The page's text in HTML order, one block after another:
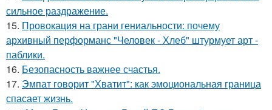
сильное раздражение.
15. Провокация на грани гениальности: почему
архивный перформанс "Человек - Хлеб" штурмует арт -
паблики.
16. Безопасность важнее счастья.
17. Эмпат говорит "Хватит": как эмоциональная граница
спасает жизнь.